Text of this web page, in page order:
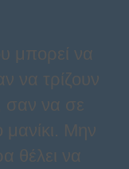
μπορεί να
να τρίζουν
σαν να σε
Μην
θέλει να